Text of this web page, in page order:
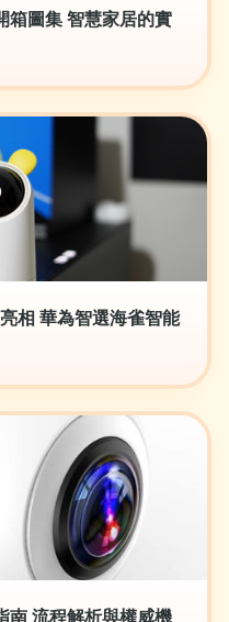
箱圖集 智慧家居的實
相 華為智選海雀智能
南 流程解析與權威機